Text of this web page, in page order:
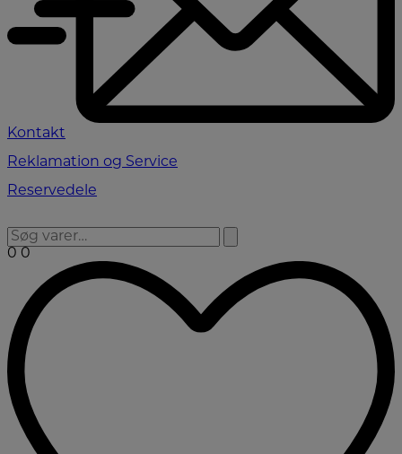
Kontakt
Reklamation og Service
Reservedele
0 0